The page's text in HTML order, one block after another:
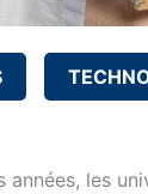
années, les